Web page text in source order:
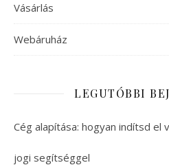
Vásárlás
Webáruház
LEGUTÓBBI
Cég alapítása: hogyan indítsd el
jogi segítséggel